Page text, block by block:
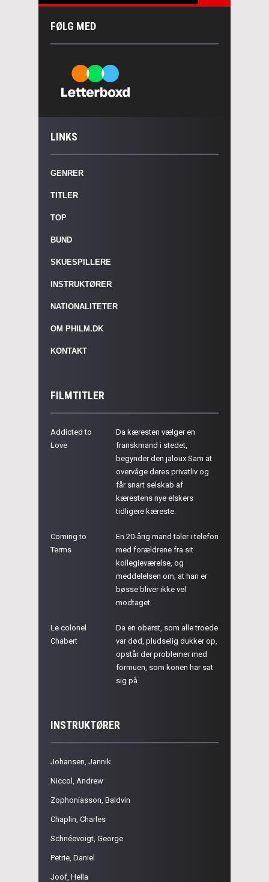
FØLG MED
LINKS
GENRER
TITLER
TOP
BUND
SKUESPILLERE
INSTRUKTØRER
NATIONALITETER
OM PHILM.DK
KONTAKT
FILMTITLER
Addicted to
Love
Da kæresten vælger en
franskmand i stedet,
begynder den jaloux Sam at
overvåge deres privatliv og
får snart selskab af
kærestens nye elskers
tidligere kæreste.
Coming to
Terms
En 20-årig mand taler i telefon
med forældrene fra sit
kollegieværelse, og
meddelelsen om, at han er
bøsse bliver ikke vel
modtaget.
Le colonel
Chabert
Da en oberst, som alle troede
var død, pludselig dukker op,
opstår der problemer med
formuen, som konen har sat
sig på.
INSTRUKTØRER
Johansen, Jannik
Niccol, Andrew
Zophoníasson, Baldvin
Chaplin, Charles
Schnéevoigt, George
Petrie, Daniel
Joof, Hella